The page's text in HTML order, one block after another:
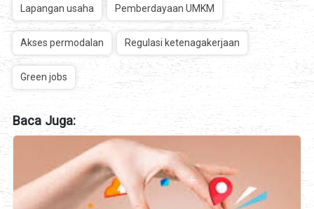
Lapangan usaha Pemberdayaan UMKM
Akses permodalan Regulasi ketenagakerjaan
Green jobs
Baca Juga: